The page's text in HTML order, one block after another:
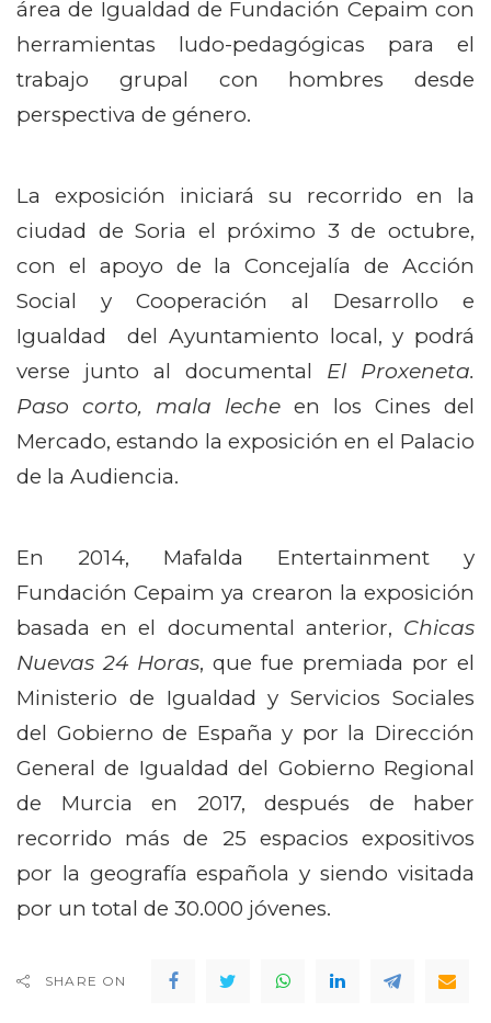
área de Igualdad de Fundación Cepaim con
herramientas ludo-pedagógicas para el
trabajo grupal con hombres desde
perspectiva de género.
La exposición iniciará su recorrido en la
ciudad de Soria el próximo 3 de octubre,
con el apoyo de la Concejalía de Acción
Social y Cooperación al Desarrollo e
Igualdad del Ayuntamiento local, y podrá
verse junto al documental El Proxeneta.
Paso corto, mala leche en los Cines del
Mercado, estando la exposición en el Palacio
de la Audiencia.
En 2014, Mafalda Entertainment y
Fundación Cepaim ya crearon la exposición
basada en el documental anterior, Chicas
Nuevas 24 Horas, que fue premiada por el
Ministerio de Igualdad y Servicios Sociales
del Gobierno de España y por la Dirección
General de Igualdad del Gobierno Regional
de Murcia en 2017, después de haber
recorrido más de 25 espacios expositivos
por la geografía española y siendo visitada
por un total de 30.000 jóvenes.
SHARE ON